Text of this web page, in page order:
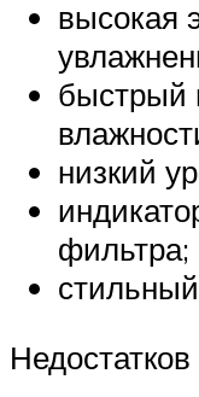
высокая
быстрый
низкий
фильтра;